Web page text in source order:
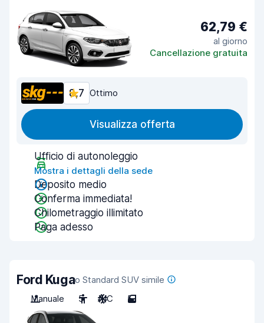
62,79 €
al giorno
Cancellazione gratuita
8,7 Ottimo
Visualizza offerta
Ufficio di autonoleggio
Mostra i dettagli della sede
Deposito medio
Conferma immediata!
Chilometraggio illimitato
Paga adesso
Ford Kugao Standard SUV simile
Manuale
5 A/C 5